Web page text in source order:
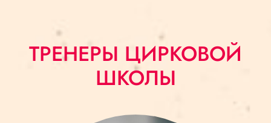
ТРЕНЕРЫ ЦИРКОВОЙ
ШКОЛЫ